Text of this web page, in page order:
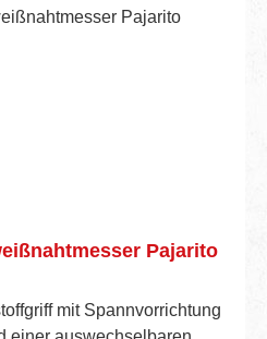
Pajarito
mit Spannvorrichtung